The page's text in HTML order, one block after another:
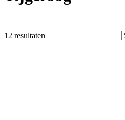
12 resultaten